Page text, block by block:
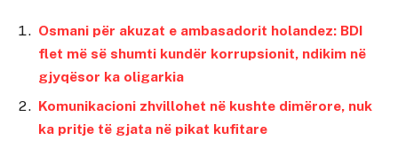
Osmani për akuzat e ambasadorit holandez: BDI
flet më së shumti kundër korrupsionit, ndikim në
gjyqësor ka oligarkia
Komunikacioni zhvillohet në kushte dimërore, nuk
ka pritje të gjata në pikat kufitare